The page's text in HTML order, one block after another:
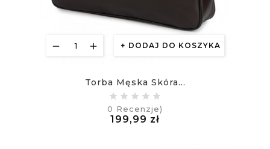
DODAJ DO KOSZYKA
Torba Męska Skóra...
0 Recenzje)
199,99 zł